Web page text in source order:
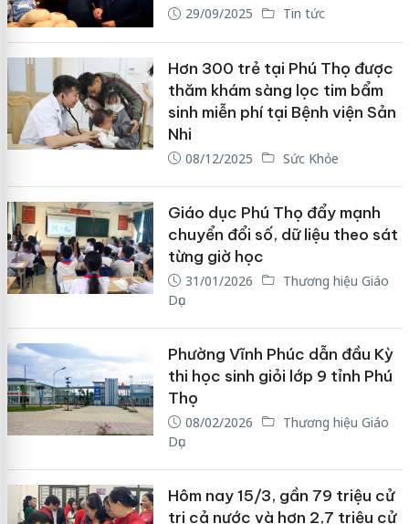
29/09/2025 Tin tức
Hơn 300 trẻ tại Phú Thọ được
thăm khám sàng lọc tim bẩm
sinh miễn phí tại Bệnh viện Sản
Nhi
08/12/2025 Sức Khỏe
Giáo dục Phú Thọ đẩy mạnh
chuyển đổi số, dữ liệu theo sát
từng giờ học
31/01/2026
Thương hiệu Giáo
Dục
Phường Vĩnh Phúc dẫn đầu Kỳ
thi học sinh giỏi lớp 9 tỉnh Phú
Thọ
08/02/2026
Thương hiệu Giáo
Dục
Hôm nay 15/3, gần 79 triệu cử
tri cả nước và hơn 2,7 triệu cử